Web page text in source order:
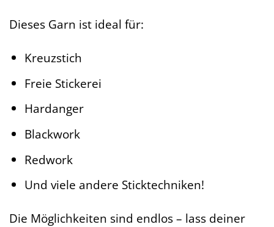
Dieses Garn ist ideal für:
Kreuzstich
Freie Stickerei
Hardanger
Blackwork
Redwork
Und viele andere Sticktechniken!
Die Möglichkeiten sind endlos – lass deiner